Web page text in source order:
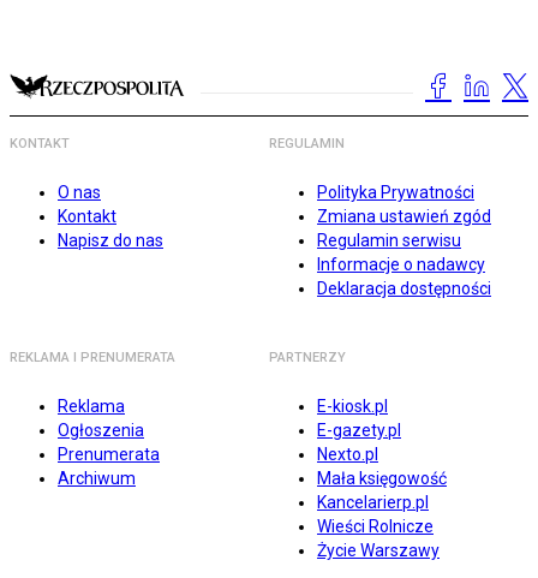
KONTAKT
O nas
Kontakt
Napisz do nas
REGULAMIN
Polityka Prywatności
Zmiana ustawień zgód
Regulamin serwisu
Informacje o nadawcy
Deklaracja dostępności
REKLAMA I PRENUMERATA
Reklama
Ogłoszenia
Prenumerata
Archiwum
PARTNERZY
E-kiosk.pl
E-gazety.pl
Nexto.pl
Mała księgowość
Kancelarierp.pl
Wieści Rolnicze
Życie Warszawy